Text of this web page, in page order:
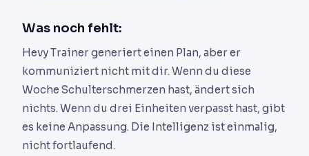
Was noch fehlt:
Hevy Trainer generiert einen Plan, aber er
kommuniziert nicht mit dir. Wenn du diese
Woche Schulterschmerzen hast, ändert sich
nichts. Wenn du drei Einheiten verpasst hast, gibt
es keine Anpassung. Die Intelligenz ist einmalig,
nicht fortlaufend.